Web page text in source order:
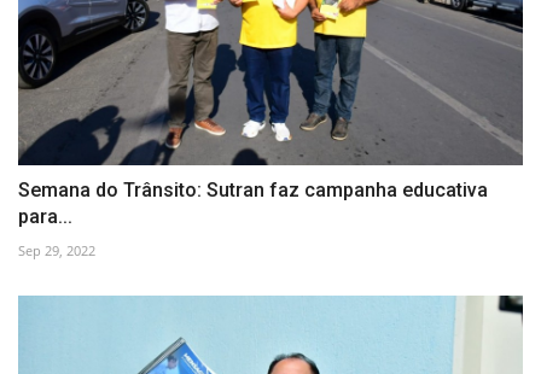
Semana do Trânsito: Sutran faz campanha educativa
para...
Sep 29, 2022